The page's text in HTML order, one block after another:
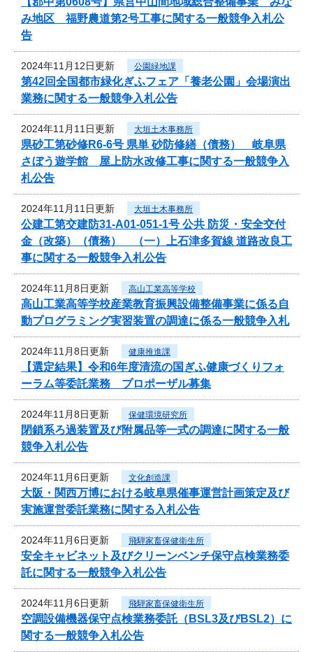
み地区 福野農道第2号工事に関する一般競争入札公
告
2024年11月12日更新 公園緑地課
第42回全国都市緑化ぎふフェア「養老公園」会場演出
業務に関する一般競争入札公告
2024年11月11日更新 大垣土木事務所
県砂工第砂修R6-6号 県単 砂防修繕（債務） 岐阜県
さぼう遊学館 屋上防水改修工事に関する一般競争入
札公告
2024年11月11日更新 大垣土木事務所
公建工第交建防31-A01-051-1号 公共 防災・安全交付
金（改築）（債務） （一）上石津多賀線 道路改良工
事に関する一般競争入札公告
2024年11月8日更新 高山工業高等学校
高山工業高等学校産業教育振興設備整備事業に係る自
動プログラミング実習装置の調達に係る一般競争入札
2024年11月8日更新 健康推進課
【選定結果】令和6年度清流の国ぎふ健康づくりフォ
ーラム等委託業務 プロポーザル募集
2024年11月8日更新 保健環境研究所
閉鎖系ろ過装置及び附属品等一式の調達に関する一般
競争入札公告
2024年11月6日更新 文化創造課
大阪・関西万博における岐阜県催事運営計画策定及び
実施運営委託業務に関する入札公告
2024年11月6日更新 飛騨家畜保健衛生所
安全キャビネット及びクリーンベンチ保守点検業務委
託に関する一般競争入札公告
2024年11月6日更新 飛騨家畜保健衛生所
空調設備機器保守点検業務委託（BSL3及びBSL2）に
関する一般競争入札公告